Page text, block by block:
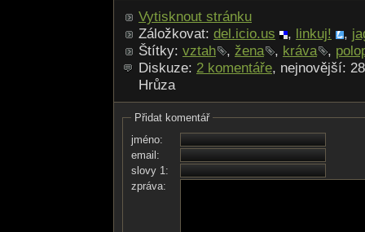
Vytisknout stránku
Záložkovat: del.icio.us , linkuj! ,
Štítky: vztah , žena , kráva ,
Diskuze: 2 komentáře, nejnovější:
Hrůza
Přidat komentář
jméno:
email:
slovy 1:
zpráva: